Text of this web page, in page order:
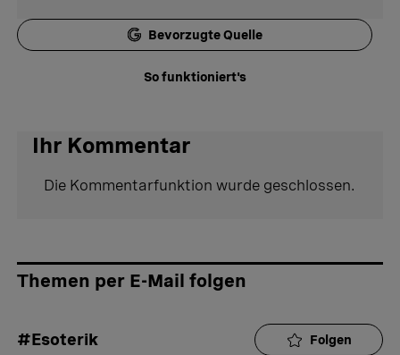
Bevorzugte Quelle
So funktioniert's
Ihr Kommentar
Die Kommentarfunktion wurde geschlossen.
Themen per E-Mail folgen
#Esoterik Folgen